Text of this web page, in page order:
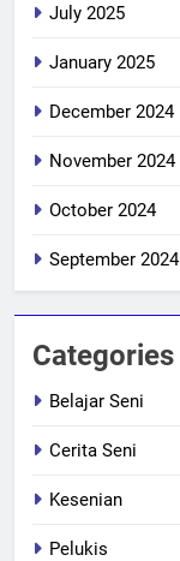
July 2025
January 2025
December 2024
November 2024
October 2024
September 2024
Categories
Belajar Seni
Cerita Seni
Kesenian
Pelukis